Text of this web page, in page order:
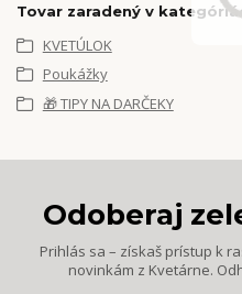
Tovar zaradený v
KVETÚLOK
Poukážky
🎁 TIPY NA DARČEKY
Odoberaj
Prihlás sa – získaš prístup k
novinkám z Kvetárne.